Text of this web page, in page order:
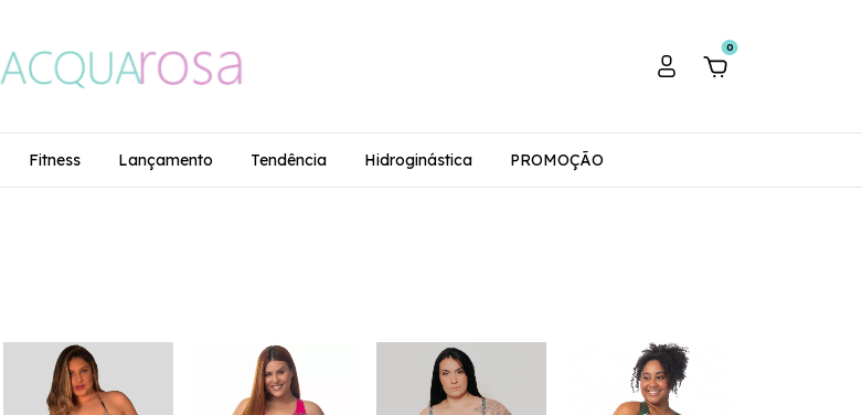
0
Fitness Lançamento Tendência Hidroginástica PROMOÇÃO